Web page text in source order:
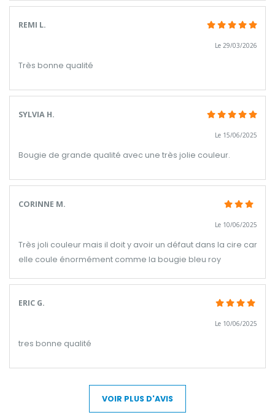
REMI L.
Le 29/03/2026
Très bonne qualité
SYLVIA H.
Le 15/06/2025
Bougie de grande qualité avec une très jolie couleur.
CORINNE M.
Le 10/06/2025
Très joli couleur mais il doit y avoir un défaut dans la cire car
elle coule énormément comme la bougie bleu roy
ERIC G.
Le 10/06/2025
tres bonne qualité
VOIR PLUS D'AVIS